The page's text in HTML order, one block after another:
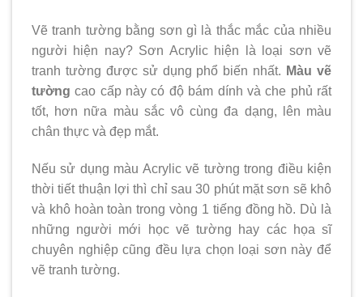
Vẽ tranh tường bằng sơn gì là thắc mắc của nhiều
người hiện nay? Sơn Acrylic hiện là loại sơn vẽ
tranh tường được sử dụng phổ biến nhất. Màu vẽ
tường cao cấp này có độ bám dính và che phủ rất
tốt, hơn nữa màu sắc vô cùng đa dạng, lên màu
chân thực và đẹp mắt.
Nếu sử dụng màu Acrylic vẽ tường trong điều kiện
thời tiết thuận lợi thì chỉ sau 30 phút mặt sơn sẽ khô
và khô hoàn toàn trong vòng 1 tiếng đồng hồ. Dù là
những người mới học vẽ tường hay các họa sĩ
chuyên nghiệp cũng đều lựa chọn loại sơn này để
vẽ tranh tường.